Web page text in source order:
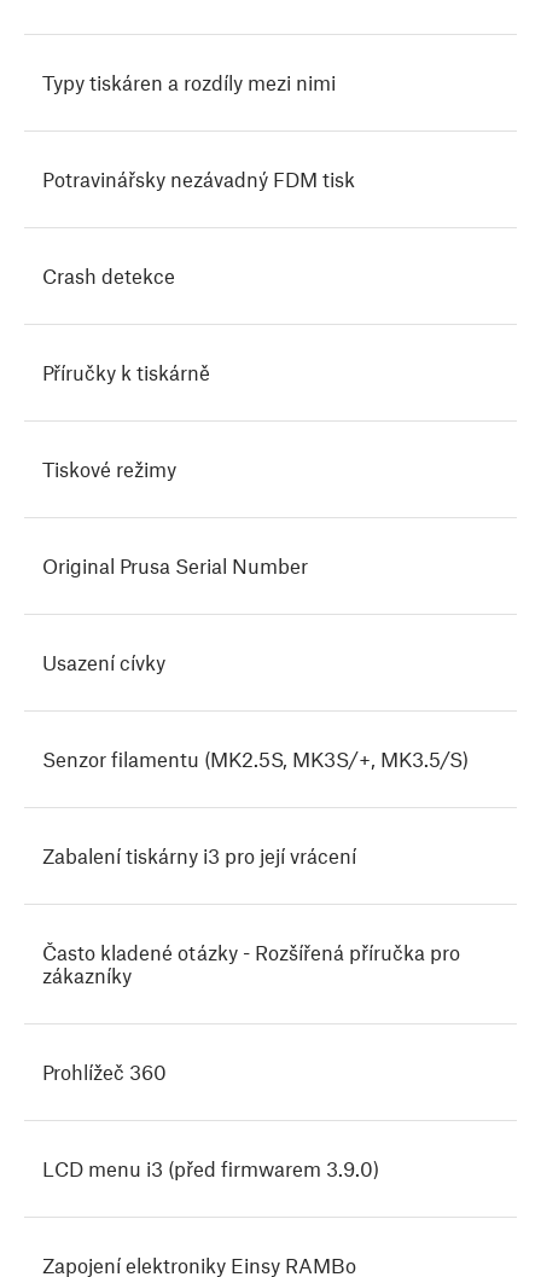
Typy tiskáren a rozdíly mezi nimi
Potravinářsky nezávadný FDM tisk
Crash detekce
Příručky k tiskárně
Tiskové režimy
Original Prusa Serial Number
Usazení cívky
Senzor filamentu (MK2.5S, MK3S/+, MK3.5/S)
Zabalení tiskárny i3 pro její vrácení
Často kladené otázky - Rozšířená příručka pro
zákazníky
Prohlížeč 360
LCD menu i3 (před firmwarem 3.9.0)
Zapojení elektroniky Einsy RAMBo